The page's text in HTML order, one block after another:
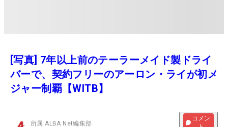
[写真] 7年以上前のテーラーメイド製ドライ
バーで、契約フリーのアーロン・ライが初メ
ジャー制覇【WITB】
所属ALBA Net編集部
コメン